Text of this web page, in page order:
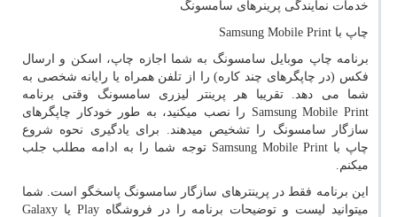
خدمات نمایندگی پرینرهای سامسونگ
چاپ با Samsung Mobile Print
برنامه چاپ موبایل سامسونگ به شما اجازه چاپ، اسکن و ارسال
فکس (در چاپگرهای چند کاره) را از تلفن همراه یا رایانه شخصی به
شما می دهد. تقریبا هر پرینتر لیزری سامسونگ وقتی برنامه
Samsung Mobile Print را نصب میکنید، به طور خودکار چاپگرهای
سازگار سامسونگ را تشخیص میدهند. برای یادگیری نحوه شروع
چاپ باSamsung Mobile Print توجه شما را به ادامه مطلب جلب
میکنم.
این برنامه فقط در پرینترهای سازگار سامسونگ پاسخگو است. شما
میتوانید لیست و توضیحات برنامه را در فروشگاهPlay یا Galaxy